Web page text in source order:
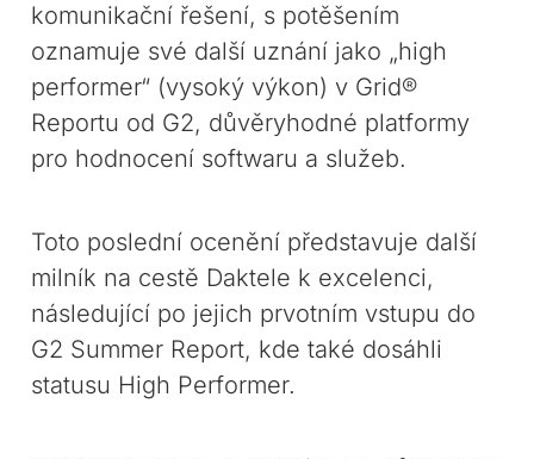
komunikační řešení, s potěšením
oznamuje své další uznání jako „high
performer“ (vysoký výkon) v Grid®
Reportu od G2, důvěryhodné platformy
pro hodnocení softwaru a služeb.
Toto poslední ocenění představuje další
milník na cestě Daktele k excelenci,
následující po jejich prvotním vstupu do
G2 Summer Report, kde také dosáhli
statusu High Performer.